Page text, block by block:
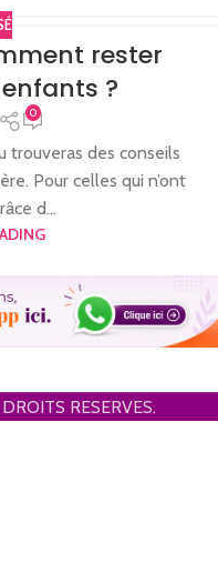
rester
?
0
trouveras des conseils
Pour celles qui n’ont
d...
RESERVES.